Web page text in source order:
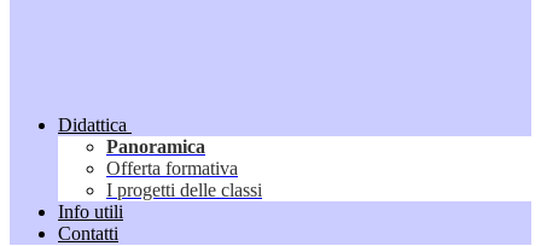
Didattica
Panoramica
Offerta formativa
I progetti delle classi
Info utili
Contatti